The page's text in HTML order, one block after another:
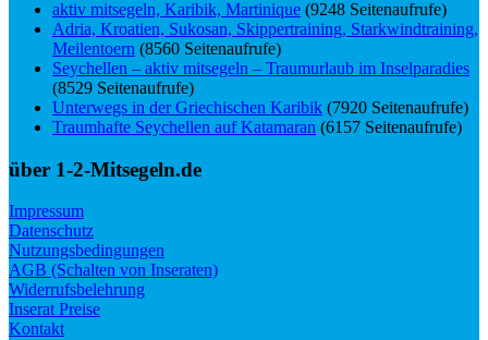
aktiv mitsegeln, Karibik, Martinique (9248 Seitenaufrufe)
Adria, Kroatien, Sukosan, Skippertraining, Starkwindtraining,
Meilentoern (8560 Seitenaufrufe)
Seychellen – aktiv mitsegeln – Traumurlaub im Inselparadies
(8529 Seitenaufrufe)
Unterwegs in der Griechischen Karibik (7920 Seitenaufrufe)
Traumhafte Seychellen auf Katamaran (6157 Seitenaufrufe)
über 1-2-Mitsegeln.de
Impressum
Datenschutz
Nutzungsbedingungen
AGB (Schalten von Inseraten)
Widerrufsbelehrung
Inserat Preise
Kontakt